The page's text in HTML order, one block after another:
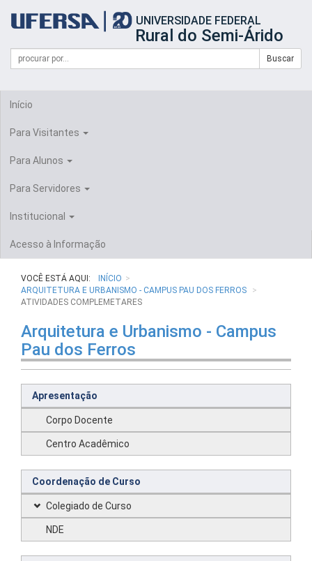
portal
UFERSA
UNIVERSIDADE FEDERAL
Rural do Semi-Árido
Formulário
Busca
Campo
de
Buscar
Início
Para Visitantes
Para Alunos
Para Servidores
Institucional
Acesso à Informação
VOCÊ ESTÁ AQUI:
INÍCIO
ARQUITETURA E URBANISMO - CAMPUS PAU DOS FERROS
ATIVIDADES COMPLEMETARES
Arquitetura e Urbanismo - Campus
Pau dos Ferros
Apresentação
Corpo Docente
Centro Acadêmico
Coordenação de Curso
Colegiado de Curso
NDE